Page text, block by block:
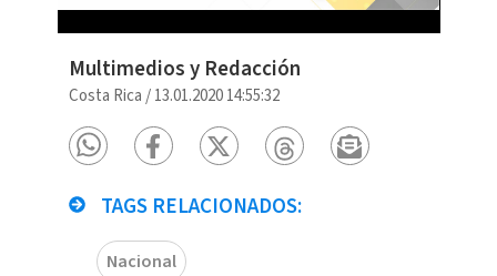
Multimedios y Redacción
Costa Rica /13.01.2020 14:55:32
TAGS RELACIONADOS:
Nacional